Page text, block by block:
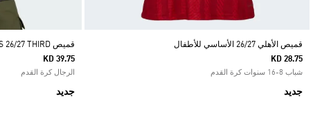
قميص الأهلي 26/27 الأساسي للأطفال
KD 28.75
شباب 8-16 سنوات كرة القدم
جديد
قميص JUVENTUS 26/27 THIRD
KD 39.75
الرجال كرة القدم
جديد